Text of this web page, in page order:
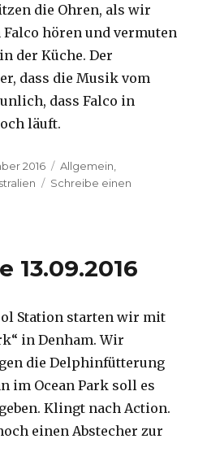
die Ohren, als wir
hören und vermuten
der Küche. Der
dass die Musik vom
dass Falco in
läuft.
2016 Kategorien
Allgemein
Schreibe einen
13.09.2016
Station starten wir mit
in Denham. Wir
die Delphinfütterung
im Ocean Park soll es
Klingt nach Action.
einen Abstecher zur